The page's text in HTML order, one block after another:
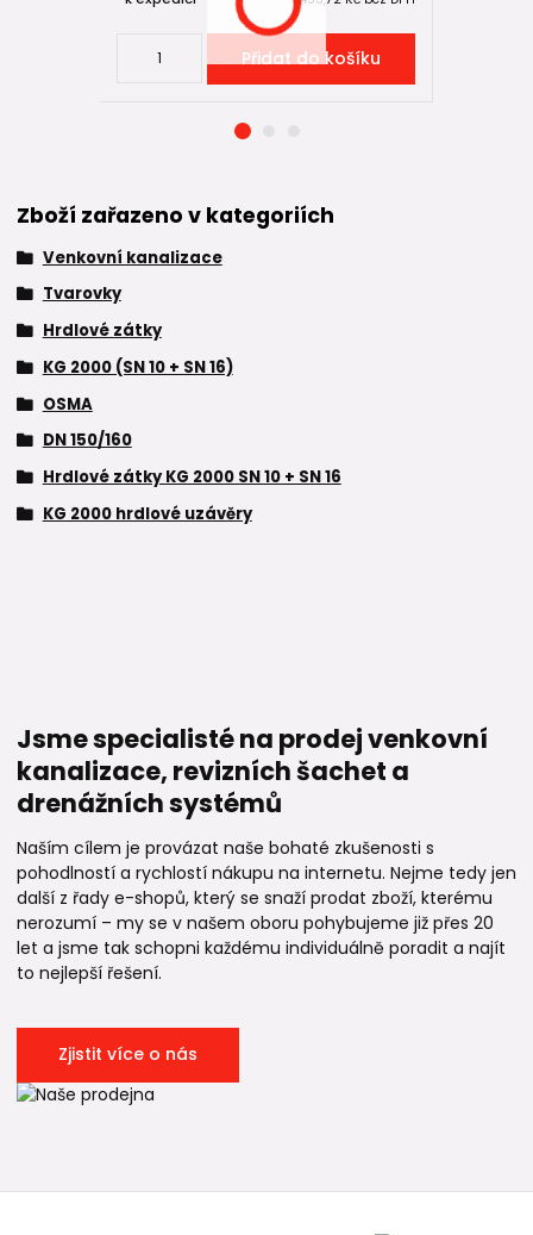
Přidat do košíku
Zboží zařazeno v kategoriích
Venkovní kanalizace
Tvarovky
Hrdlové zátky
KG 2000 (SN 10 + SN 16)
OSMA
DN 150/160
Hrdlové zátky KG 2000 SN 10 + SN 16
KG 2000 hrdlové uzávěry
Jsme specialisté na prodej venkovní
kanalizace, revizních šachet a
drenážních systémů
Naším cílem je provázat naše bohaté zkušenosti s
pohodlností a rychlostí nákupu na internetu. Nejme tedy jen
další z řady e-shopů, který se snaží prodat zboží, kterému
nerozumí – my se v našem oboru pohybujeme již přes 20
let a jsme tak schopni každému individuálně poradit a najít
to nejlepší řešení.
Zjistit více o nás